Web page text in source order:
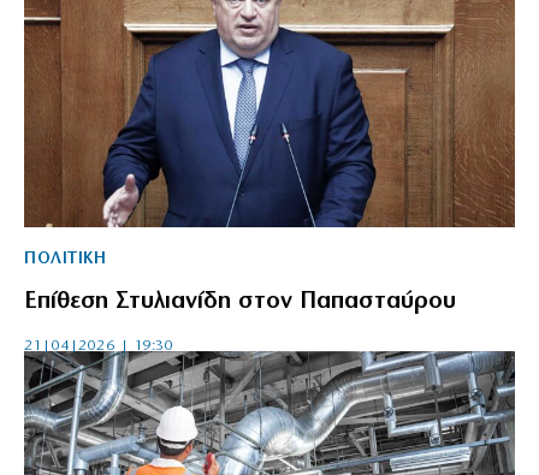
ΠΟΛΙΤΙΚΗ
Επίθεση Στυλιανίδη στον Παπασταύρου
21|04|2026 | 19:30